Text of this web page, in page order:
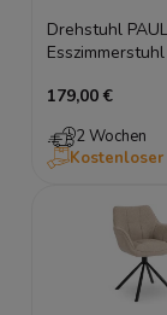
Drehstuhl
179,00 €
2 Wochen
Kostenloser